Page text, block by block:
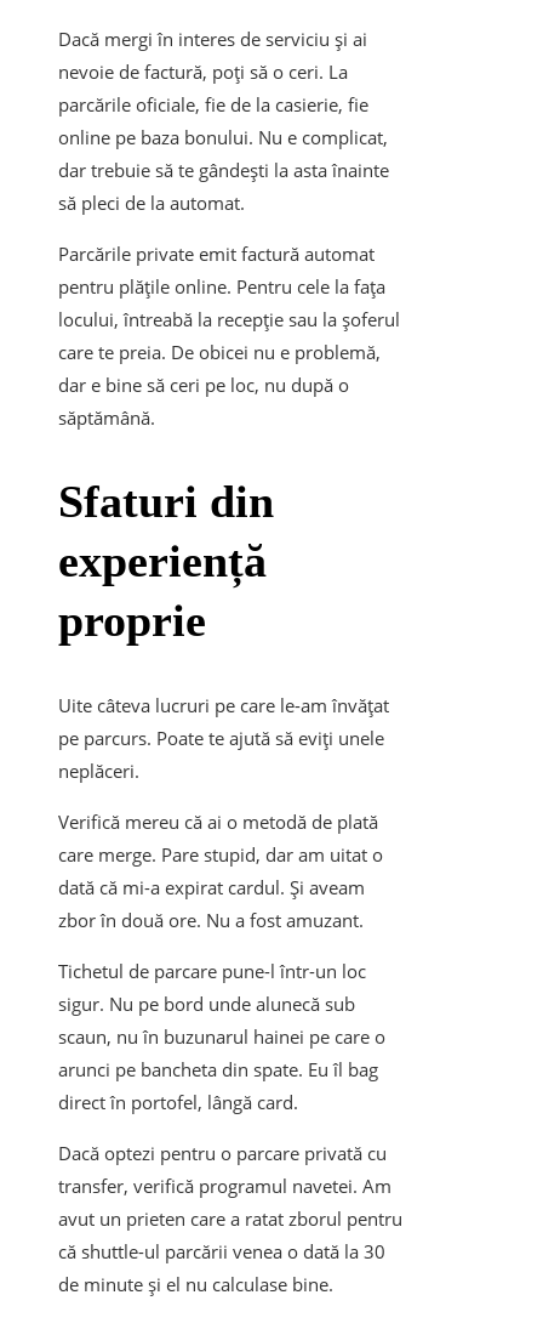
Dacă mergi în interes de serviciu și ai
nevoie de factură, poți să o ceri. La
parcările oficiale, fie de la casierie, fie
online pe baza bonului. Nu e complicat,
dar trebuie să te gândești la asta înainte
să pleci de la automat.
Parcările private emit factură automat
pentru plățile online. Pentru cele la fața
locului, întreabă la recepție sau la șoferul
care te preia. De obicei nu e problemă,
dar e bine să ceri pe loc, nu după o
săptămână.
Sfaturi din
experiență
proprie
Uite câteva lucruri pe care le-am învățat
pe parcurs. Poate te ajută să eviți unele
neplăceri.
Verifică mereu că ai o metodă de plată
care merge. Pare stupid, dar am uitat o
dată că mi-a expirat cardul. Și aveam
zbor în două ore. Nu a fost amuzant.
Tichetul de parcare pune-l într-un loc
sigur. Nu pe bord unde alunecă sub
scaun, nu în buzunarul hainei pe care o
arunci pe bancheta din spate. Eu îl bag
direct în portofel, lângă card.
Dacă optezi pentru o parcare privată cu
transfer, verifică programul navetei. Am
avut un prieten care a ratat zborul pentru
că shuttle-ul parcării venea o dată la 30
de minute și el nu calculase bine.